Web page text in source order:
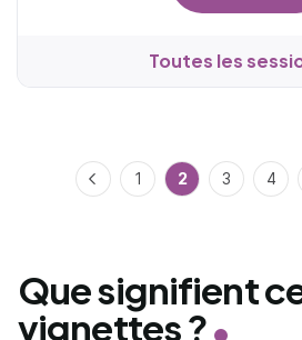
Toutes les
Précédent
1 2 3 4
Que signifient
vignettes ?